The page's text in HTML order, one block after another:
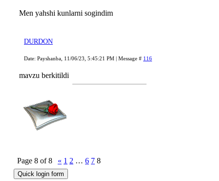
Men yahshi kunlarni sogindim
DURDON
Date: Payshanba, 11/06/23, 5:45:21 PM | Message # 116
mavzu berkitildi
Page 8 of8 « 1 2 … 6 7 8